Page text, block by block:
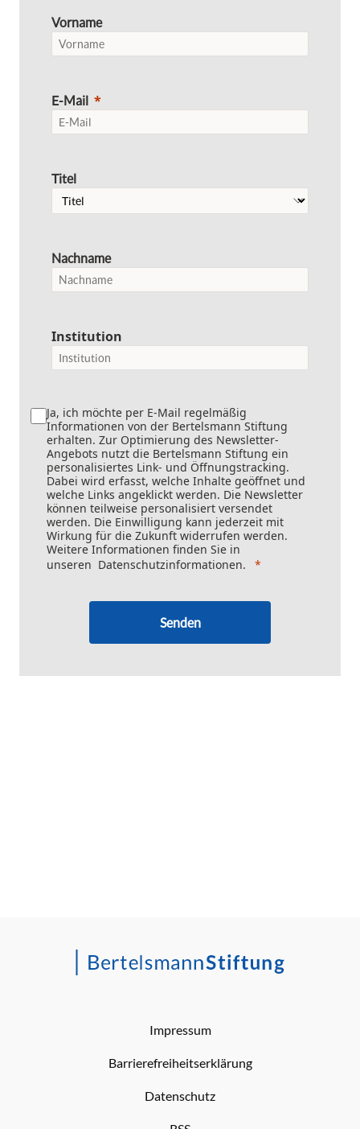
Vorname
E-Mail
Titel
Nachname
Institution
Ja, ich möchte per E-Mail regelmäßig
Informationen von der Bertelsmann Stiftung
erhalten. Zur Optimierung des Newsletter-
Angebots nutzt die Bertelsmann Stiftung ein
personalisiertes Link- und Öffnungstracking.
Dabei wird erfasst, welche Inhalte geöffnet und
welche Links angeklickt werden. Die Newsletter
können teilweise personalisiert versendet
werden. Die Einwilligung kann jederzeit mit
Wirkung für die Zukunft widerrufen werden.
Weitere Informationen finden Sie in
unseren Datenschutzinformationen.
Senden
Impressum
Barrierefreiheitserklärung
Datenschutz